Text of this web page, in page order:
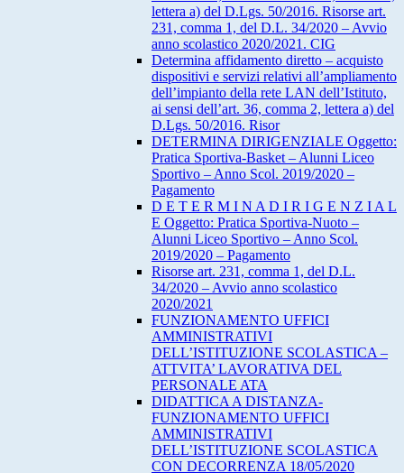
lettera a) del D.Lgs. 50/2016. Risorse art.
231, comma 1, del D.L. 34/2020 – Avvio
anno scolastico 2020/2021. CIG
Determina affidamento diretto – acquisto
dispositivi e servizi relativi all’ampliamento
dell’impianto della rete LAN dell’Istituto,
ai sensi dell’art. 36, comma 2, lettera a) del
D.Lgs. 50/2016. Risor
DETERMINA DIRIGENZIALE Oggetto:
Pratica Sportiva-Basket – Alunni Liceo
Sportivo – Anno Scol. 2019/2020 –
Pagamento
D E T E R M I N A D I R I G E N Z I A L
E Oggetto: Pratica Sportiva-Nuoto –
Alunni Liceo Sportivo – Anno Scol.
2019/2020 – Pagamento
Risorse art. 231, comma 1, del D.L.
34/2020 – Avvio anno scolastico
2020/2021
FUNZIONAMENTO UFFICI
AMMINISTRATIVI
DELL’ISTITUZIONE SCOLASTICA –
ATTVITA’ LAVORATIVA DEL
PERSONALE ATA
DIDATTICA A DISTANZA-
FUNZIONAMENTO UFFICI
AMMINISTRATIVI
DELL’ISTITUZIONE SCOLASTICA
CON DECORRENZA 18/05/2020